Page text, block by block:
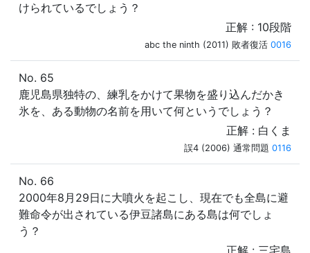
けられているでしょう？
正解 : 10段階
abc the ninth (2011) 敗者復活 0016
No. 65
鹿児島県独特の、練乳をかけて果物を盛り込んだかき
氷を、ある動物の名前を用いて何というでしょう？
正解 : 白くま
誤4 (2006) 通常問題 0116
No. 66
2000年8月29日に大噴火を起こし、現在でも全島に避
難命令が出されている伊豆諸島にある島は何でしょ
う？
正解 : 三宅島